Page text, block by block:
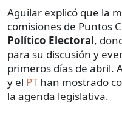
Aguilar explicó que la
comisiones de Puntos
Político Electoral,
para su discusión y
primeros días de abril.
y el PThan mostrado
la agenda legislativa.